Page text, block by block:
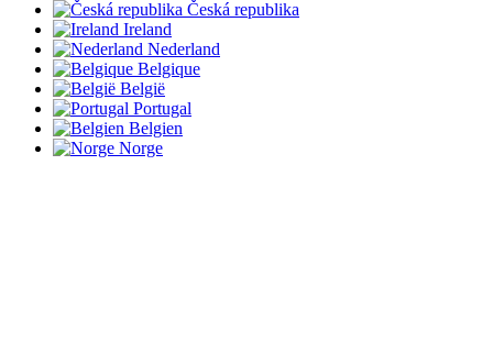
Česká republika
Ireland
Nederland
Belgique
België
Portugal
Belgien
Norge